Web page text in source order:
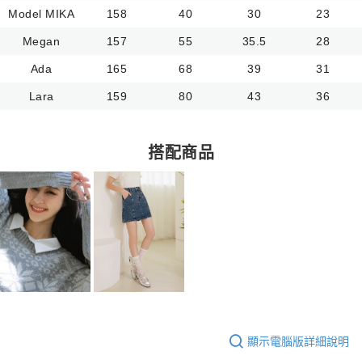
Model MIKA 158 40 30 23
Megan 157 55 35.5 28
Ada 165 68 39 31
Lara 159 80 43 36
搭配商品
顯示電腦版詳細說明